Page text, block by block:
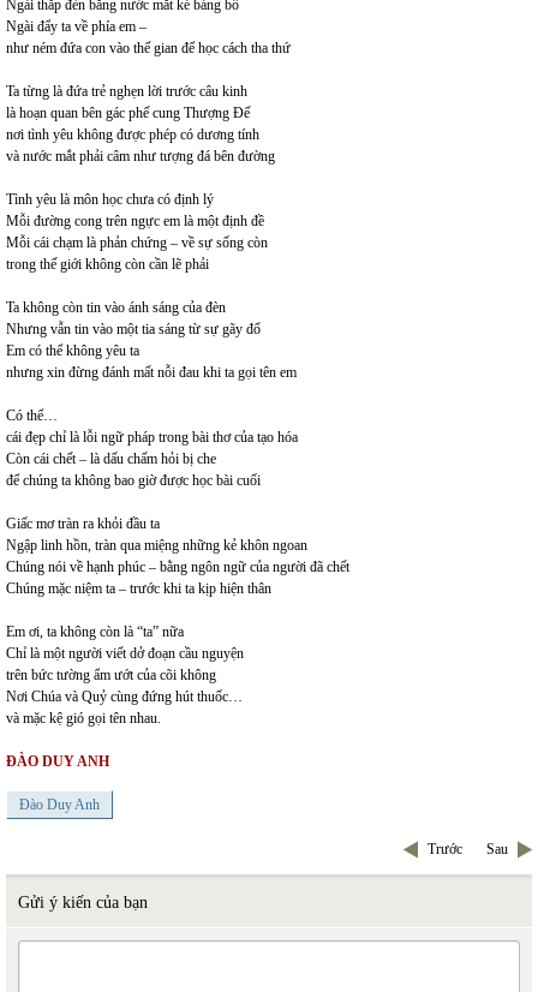
Ngài thắp đèn bằng nước mắt kẻ báng bổ
Ngài đẩy ta về phía em –
như ném đứa con vào thế gian để học cách tha thứ
Ta từng là đứa trẻ nghẹn lời trước câu kinh
là hoạn quan bên gác phế cung Thượng Đế
nơi tình yêu không được phép có dương tính
và nước mắt phải câm như tượng đá bên đường
Tình yêu là môn học chưa có định lý
Mỗi đường cong trên ngực em là một định đề
Mỗi cái chạm là phản chứng – về sự sống còn
trong thế giới không còn cần lẽ phải
Ta không còn tin vào ánh sáng của đèn
Nhưng vẫn tin vào một tia sáng từ sự gãy đổ
Em có thể không yêu ta
nhưng xin đừng đánh mất nỗi đau khi ta gọi tên em
Có thể…
cái đẹp chỉ là lỗi ngữ pháp trong bài thơ của tạo hóa
Còn cái chết – là dấu chấm hỏi bị che
để chúng ta không bao giờ được học bài cuối
Giấc mơ tràn ra khỏi đầu ta
Ngập linh hồn, tràn qua miệng những kẻ khôn ngoan
Chúng nói về hạnh phúc – bằng ngôn ngữ của người đã chết
Chúng mặc niệm ta – trước khi ta kịp hiện thân
Em ơi, ta không còn là “ta” nữa
Chỉ là một người viết dở đoạn cầu nguyện
trên bức tường ẩm ướt của cõi không
Nơi Chúa và Quỷ cùng đứng hút thuốc…
và mặc kệ gió gọi tên nhau.
ĐÀO DUY ANH
Đào Duy Anh
Trước Sau
Gửi ý kiến của bạn